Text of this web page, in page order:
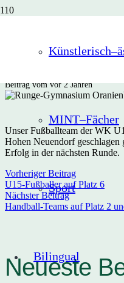
MINT–Fächer
Sport
Bilingual
U17-
Beitrag vomvor 2 Jahren
Unser Fußballteam der WK
Hohen Neuendorf
Erfolg in der nächsten Runde.
Vorheriger Beitrag
U15-Fußballer auf Platz 6
Nächster Beitrag
Handball-Teams auf Platz 2
Neueste